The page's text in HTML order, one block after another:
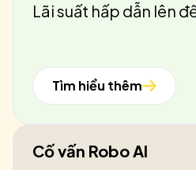
Lãi suất hấp dẫn lên
Tìm hiểu thêm
Cố vấn Robo AI